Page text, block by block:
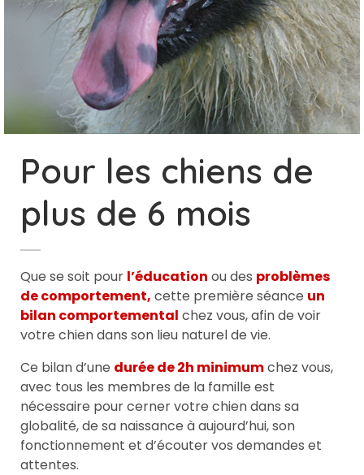
Pour les chiens de
plus de 6 mois
Que se soit pour l’éducation ou des problèmes
de comportement, cette première séance un
bilan comportemental chez vous, afin de voir
votre chien dans son lieu naturel de vie.
Ce bilan d’une durée de 2h minimumchez vous,
avec tous les membres de la famille est
nécessaire pour cerner votre chien dans sa
globalité, de sa naissance à aujourd’hui, son
fonctionnement et d’écouter vos demandes et
attentes.